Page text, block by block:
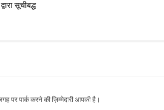
द्वारा सूचीबद्ध
पर पार्क करने की ज़िम्मेदारी आपकी है।